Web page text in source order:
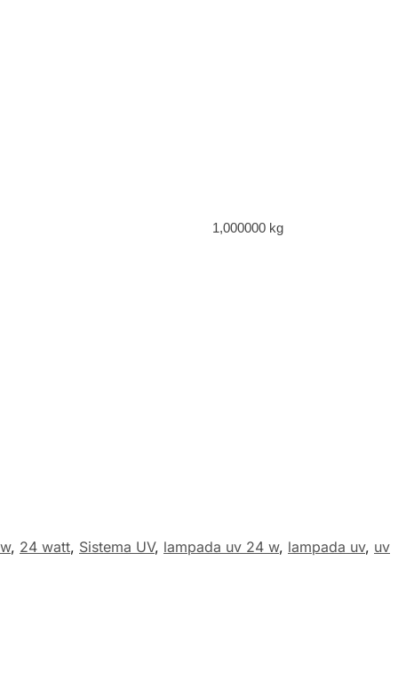
1,000000 kg
, 24 watt, Sistema UV, lampada uv 24 w, lampada uv, uv